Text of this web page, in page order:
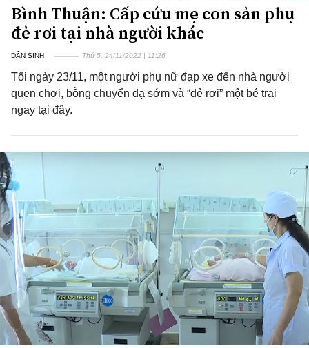
Bình Thuận: Cấp cứu mẹ con sản phụ
đẻ rơi tại nhà người khác
DÂN SINH Thứ 5, 24/11/2022 | 11:26
Tối ngày 23/11, một người phụ nữ đạp xe đến nhà người
quen chơi, bỗng chuyển dạ sớm và “đẻ rơi” một bé trai
ngay tại đây.